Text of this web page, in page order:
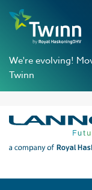
We're evolving!
Twinn